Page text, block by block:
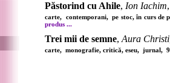
Păstorind cu Ahile, Ion Iachim
carte, contemporani, pe stoc, în curs
produs ...
Trei mii de semne, Aura Christi
carte, monografie, critică, eseu, jurnal,